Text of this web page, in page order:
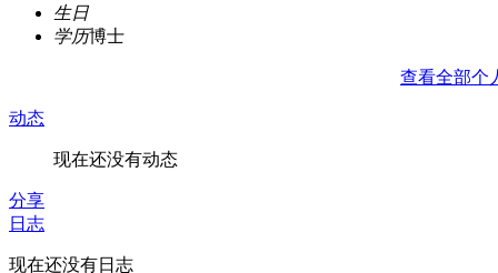
生日
学历博士
查看全部个
动态
现在还没有动态
分享
日志
现在还没有日志